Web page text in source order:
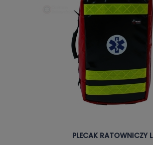
PLECAK RATOWNICZY L